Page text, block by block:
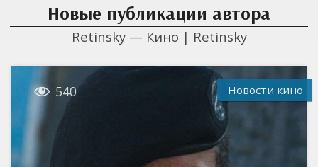
Новые публикации автора
Retinsky — Кино | Retinsky
 540 Новости кино